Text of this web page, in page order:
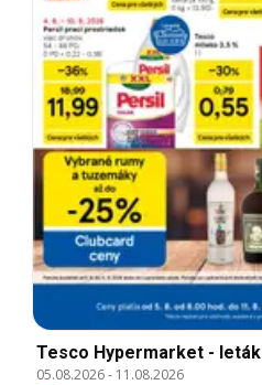
Tesco Hypermarket - leták
05.08.2026- 11.08.2026